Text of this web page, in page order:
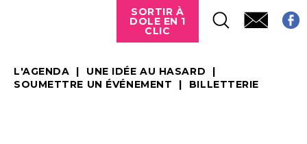
SORTIR À
DOLE EN 1
CLIC
L'AGENDA
UNE IDÉE AU HASARD
SOUMETTRE UN ÉVÉNEMENT
BILLETTERIE